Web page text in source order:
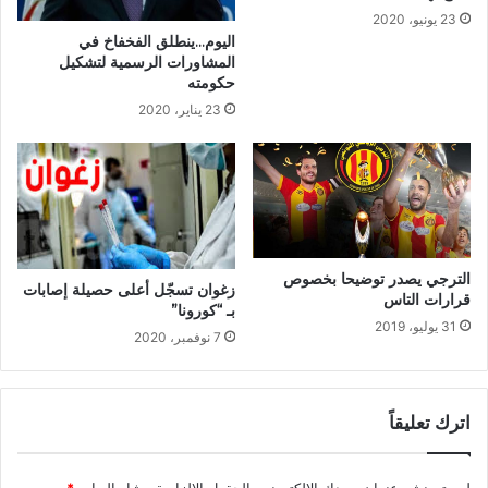
23 يونيو، 2020
اليوم…ينطلق الفخفاخ في
المشاورات الرسمية لتشكيل
حكومته
23 يناير، 2020
الترجي يصدر توضيحا بخصوص
قرارات التاس
31 يوليو، 2019
زغوان تسجّل أعلى حصيلة إصابات
بـ “كورونا”
7 نوفمبر، 2020
اترك تعليقاً